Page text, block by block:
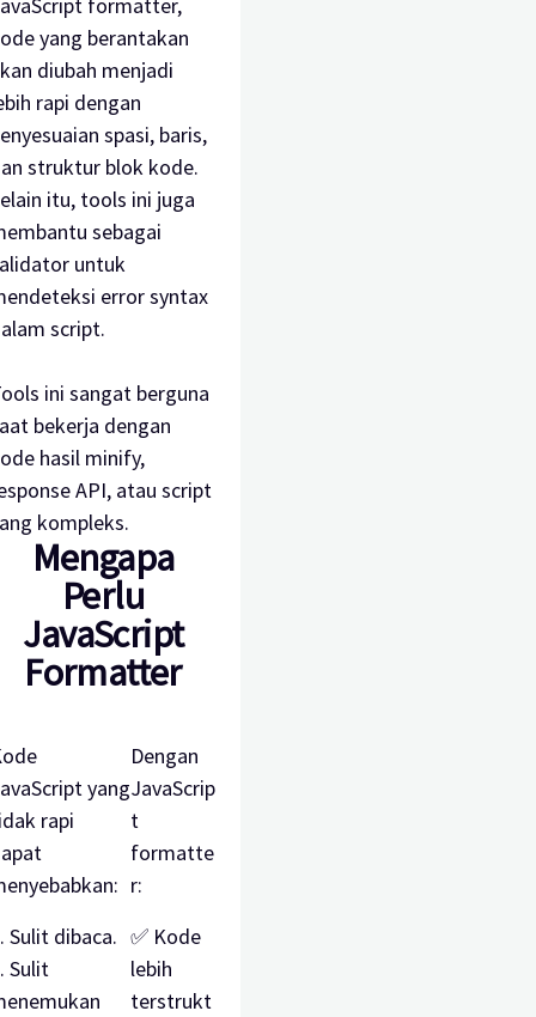
formatter,
yang berantakan
diubah menjadi
rapi dengan
spasi, baris,
struktur blok kode.
itu, tools ini juga
sebagai
untuk
error syntax
script.
ini sangat berguna
bekerja dengan
hasil minify,
API, atau script
kompleks.
Mengapa
Perlu
JavaScript
Formatter
yang
rapi
Sulit dibaca.
Sulit
Dengan
JavaScrip
t
formatte
r:
✅ Kode
lebih
terstrukt